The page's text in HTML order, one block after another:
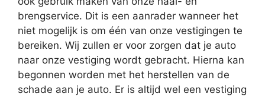
brengservice. Dit is een aanrader wanneer het
niet mogelijk is om één van onze vestigingen te
bereiken. Wij zullen er voor zorgen dat je auto
naar onze vestiging wordt gebracht. Hierna kan
begonnen worden met het herstellen van de
schade aan je auto. Er is altijd wel een vestiging